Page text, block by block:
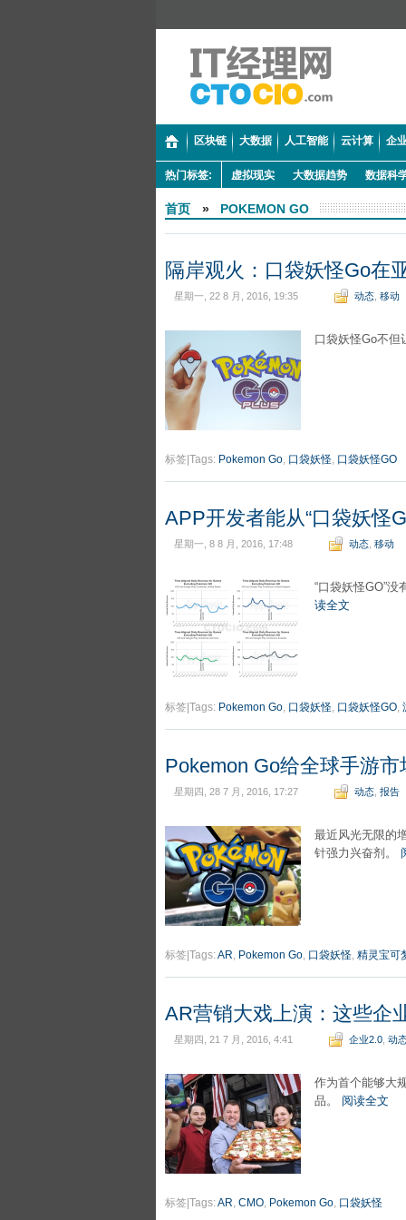
区块链 大数据 人工智能 云计算 企
热门标签: 虚拟现实 大数据趋势 数据科
首页 » POKEMON GO
隔岸观火：口袋妖怪Go在
星期一, 22 8 月, 2016, 19:35 动态 移动
口袋妖怪Go不但
标签|Tags: Pokemon Go, 口袋妖怪, 口袋妖怪GO
APP开发者能从“口袋妖怪
星期一, 8 8 月, 2016, 17:48 动态 移动
“口袋妖怪GO”
读全文
标签|Tags: Pokemon Go, 口袋妖怪, 口袋妖怪GO,
Pokemon Go给全球手游市
星期四, 28 7 月, 2016, 17:27 动态 报告
最近风光无限的
针强力兴奋剂。
标签|Tags:AR, Pokemon Go, 口袋妖怪, 精灵宝可
AR营销大戏上演：这些企
星期四, 21 7 月, 2016, 4:41 企业2.0 动
作为首个能够大
品。 阅读全文
标签|Tags:AR, CMO, Pokemon Go, 口袋妖怪